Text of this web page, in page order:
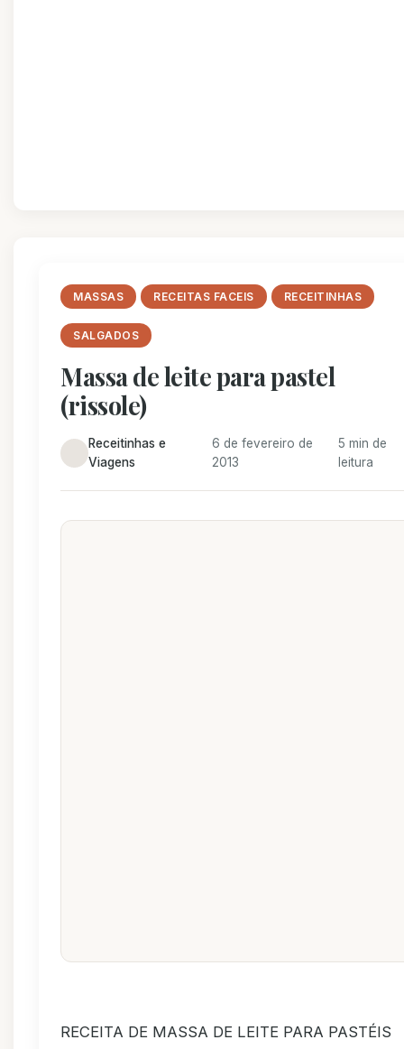
MASSAS RECEITAS FACEIS RECEITINHAS
SALGADOS
Massa de leite para pastel
(rissole)
Receitinhas e
Viagens
6 de fevereiro de
2013
5 min de
leitura
RECEITA DE MASSA DE LEITE PARA PASTÉIS